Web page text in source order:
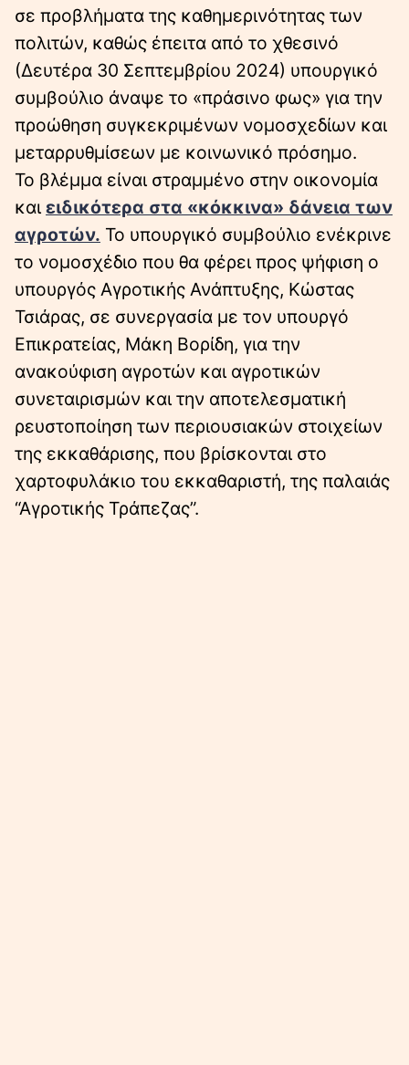
σε προβλήματα της καθημερινότητας των
πολιτών, καθώς έπειτα από το χθεσινό
(Δευτέρα 30 Σεπτεμβρίου 2024) υπουργικό
συμβούλιο άναψε το «πράσινο φως» για την
προώθηση συγκεκριμένων νομοσχεδίων και
μεταρρυθμίσεων με κοινωνικό πρόσημο.
Το βλέμμα είναι στραμμένο στην οικονομία
και ειδικότερα στα «κόκκινα» δάνεια των
αγροτών. Το υπουργικό συμβούλιο ενέκρινε
το νομοσχέδιο που θα φέρει προς ψήφιση ο
υπουργός Αγροτικής Ανάπτυξης, Κώστας
Τσιάρας, σε συνεργασία με τον υπουργό
Επικρατείας, Μάκη Βορίδη, για την
ανακούφιση αγροτών και αγροτικών
συνεταιρισμών και την αποτελεσματική
ρευστοποίηση των περιουσιακών στοιχείων
της εκκαθάρισης, που βρίσκονται στο
χαρτοφυλάκιο του εκκαθαριστή, της παλαιάς
“Αγροτικής Τράπεζας”.